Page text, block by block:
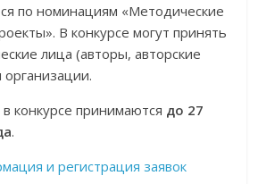
по номинациям «Методические
В конкурсе могут принять
лица (авторы, авторские
организации.
в конкурсе принимаются до 27
.
и регистрация заявок